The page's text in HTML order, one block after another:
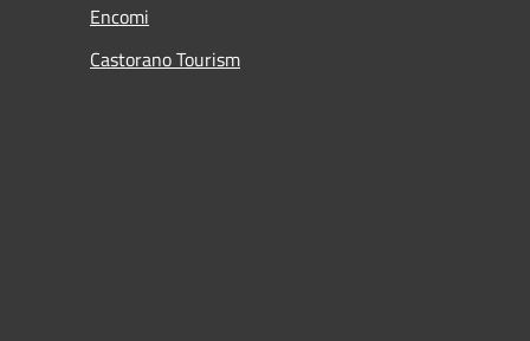
Encomi
Castorano Tourism